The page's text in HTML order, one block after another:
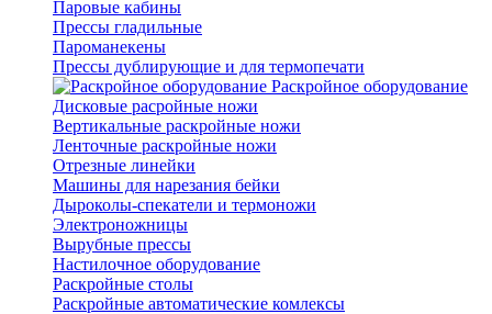
Паровые кабины
Прессы гладильные
Пароманекены
Прессы дублирующие и для термопечати
Раскройное оборудование
Дисковые расройные ножи
Вертикальные раскройные ножи
Ленточные раскройные ножи
Отрезные линейки
Машины для нарезания бейки
Дыроколы-спекатели и термоножи
Электроножницы
Вырубные прессы
Настилочное оборудование
Раскройные столы
Раскройные автоматические комлексы